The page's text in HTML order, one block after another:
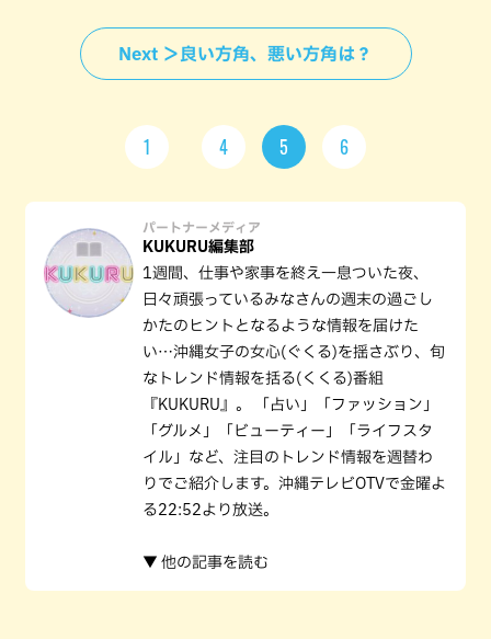
Next ＞良い方角、悪い方角は？
1 4 5 6
パートナーメディア
KUKURU編集部
1週間、仕事や家事を終え一息ついた夜、
日々頑張っているみなさんの週末の過ごし
かたのヒントとなるような情報を届けた
い…沖縄女子の女心(ぐくる)を揺さぶり、旬
なトレンド情報を括る(くくる)番組
『KUKURU』。 「占い」「ファッション」
「グルメ」「ビューティー」「ライフスタ
イル」など、注目のトレンド情報を週替わ
りでご紹介します。沖縄テレビOTVで金曜よ
る22:52より放送。
▼ 他の記事を読む